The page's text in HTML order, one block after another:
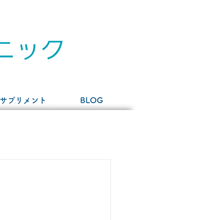
サプリメント BLOG